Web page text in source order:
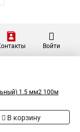
Войти
1.5 мм2 100м
В корзину